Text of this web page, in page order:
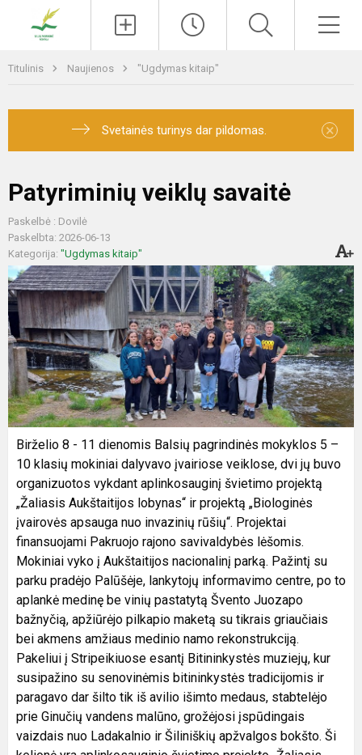
Titulinis Naujienos "Ugdymas kitaip"
Svetainės turinys dar pildomas. ×
Patyriminių veiklų savaitė
Paskelbė : Dovilė
Paskelbta: 2026-06-13
Kategorija: "Ugdymas kitaip"
Birželio 8 - 11 dienomis Balsių pagrindinės mokyklos 5 –
10 klasių mokiniai dalyvavo įvairiose veiklose, dvi jų buvo
organizuotos vykdant aplinkosauginį švietimo projektą
„Žaliasis Aukštaitijos lobynas“ ir projektą „Biologinės
įvairovės apsauga nuo invazinių rūšių“. Projektai
finansuojami Pakruojo rajono savivaldybės lėšomis.
Mokiniai vyko į Aukštaitijos nacionalinį parką. Pažintį su
parku pradėjo Palūšėje, lankytojų informavimo centre, po to
aplankė medinę be vinių pastatytą Švento Juozapo
bažnyčią, apžiūrėjo pilkapio maketą su tikrais griaučiais
bei akmens amžiaus medinio namo rekonstrukciją.
Pakeliui į Stripeikiuose esantį Bitininkystės muziejų, kur
susipažino su senovinėmis bitininkystės tradicijomis ir
paragavo dar šilto tik iš avilio išimto medaus, stabtelėjo
prie Ginučių vandens malūno, grožėjosi įspūdingais
vaizdais nuo Ladakalnio ir Šiliniškių apžvalgos bokšto. Ši